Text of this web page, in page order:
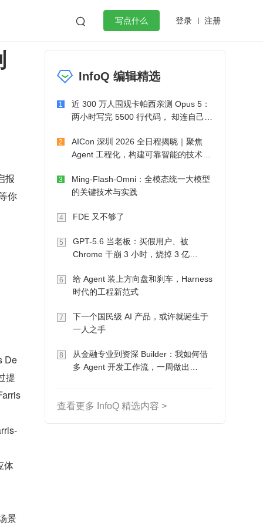
 写点什么 登录 注册
作
微服务架构 flutter
报
你
De
提
体
景
InfoQ 编辑精选
1
近 300 万人围观卡帕西亲测 Opus 5：
两小时写完 5500 行代码， 却连自己写
2
AICon 深圳 2026 全日程揭晓｜聚焦
Agent 工程化，构建可靠智能的技术路
3
Ming-Flash-Omni：全模态统一大模型
的关键技术与实践
4 FDE 又不够了
5
GPT-5.6 当老板：买假用户、被
Chrome 干崩 3 小时，烧掉 3 亿
6
给 Agent 装上方向盘和刹车，Harness
时代的工程新范式
7
下一个国民级 AI 产品，或许就诞生于
一人之手
8
从金融专业到资深 Builder：我如何借
多 Agent 开发工作流，一周做出
查看更多 InfoQ 精选内容 >